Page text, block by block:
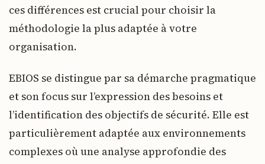
ces différences est crucial pour choisir la
méthodologie la plus adaptée à votre
organisation.
EBIOS se distingue par sa démarche pragmatique
et son focus sur l’expression des besoins et
l’identification des objectifs de sécurité. Elle est
particulièrement adaptée aux environnements
complexes où une analyse approfondie des